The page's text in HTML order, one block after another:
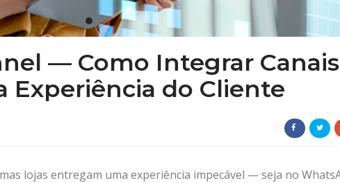
— Como Integrar
Experiência do Cliente
lojas entregam uma experiência impecável — seja no